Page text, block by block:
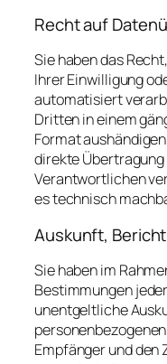
Recht auf
Sie haben das
Ihrer Einwilligung
automatisiert
Dritten in einem
Format
direkte
Verantwortlichen
es technisch
Auskunft,
Sie haben im
Bestimmungen
unentgeltliche
Empfänger und